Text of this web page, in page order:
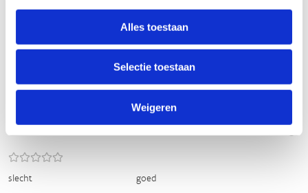
Alles toestaan
Selectie toestaan
Weigeren
ontbrekende signalisatie kan je melden via het
Routemeldpunt
slecht goed